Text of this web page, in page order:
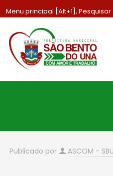
Menu principal [Alt+1],
Publicado por ASCOM - SBU